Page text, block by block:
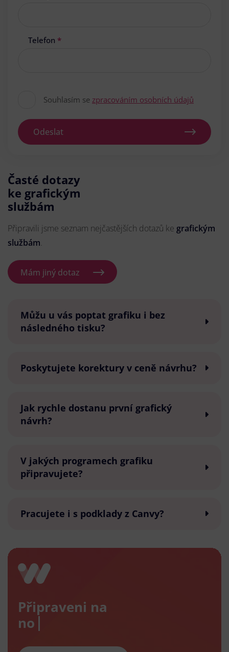
Telefon *
Souhlasím se zpracováním osobních údajů
Odeslat
Časté dotazy
ke grafickým
službám
Připravili jsme seznam nejčastějších dotazů ke grafickým
službám.
Mám jiný dotaz
Můžu u vás poptat grafiku i bez
následného tisku?
Poskytujete korektury v ceně návrhu?
Jak rychle dostanu první grafický
návrh?
V jakých programech grafiku
připravujete?
Pracujete i s podklady z Canvy?
Připraveni na
nový e-